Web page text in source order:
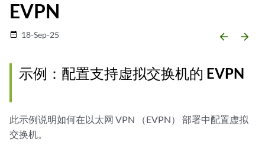
EVPN
date_range 18-Sep-25 arrow_backward arrow_forward
示例：配置支持虚拟交换机的 EVPN
此示例说明如何在以太网 VPN （EVPN） 部署中配置虚拟
交换机。